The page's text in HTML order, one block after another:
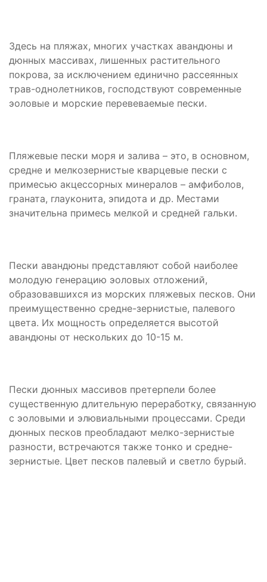
Здесь на пляжах, многих участках авандюны и
дюнных массивах, лишенных растительного
покрова, за исключением единично рассеянных
трав-однолетников, господствуют современные
эоловые и морские перевеваемые пески.
Пляжевые пески моря и залива – это, в основном,
средне и мелкозернистые кварцевые пески с
примесью акцессорных минералов – амфиболов,
граната, глауконита, эпидота и др. Местами
значительна примесь мелкой и средней гальки.
Пески авандюны представляют собой наиболее
молодую генерацию эоловых отложений,
образовавшихся из морских пляжевых песков. Они
преимущественно средне-зернистые, палевого
цвета. Их мощность определяется высотой
авандюны от нескольких до 10-15 м.
Пески дюнных массивов претерпели более
существенную длительную переработку, связанную
с эоловыми и элювиальными процессами. Среди
дюнных песков преобладают мелко-зернистые
разности, встречаются также тонко и средне-
зернистые. Цвет песков палевый и светло бурый.